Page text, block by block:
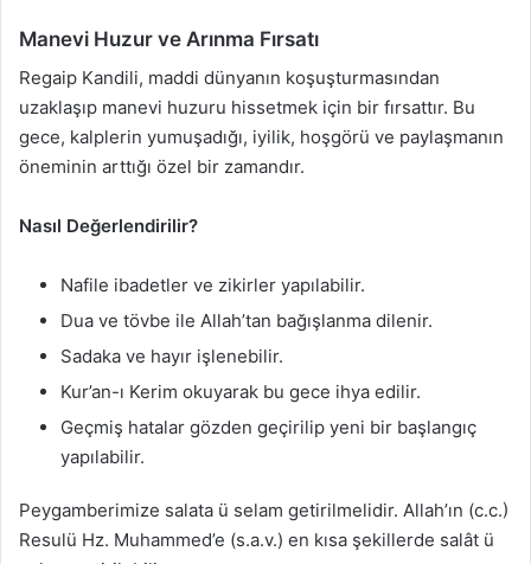
Manevi Huzur ve Arınma Fırsatı
Regaip Kandili, maddi dünyanın koşuşturmasından
uzaklaşıp manevi huzuru hissetmek için bir fırsattır. Bu
gece, kalplerin yumuşadığı, iyilik, hoşgörü ve paylaşmanın
öneminin arttığı özel bir zamandır.
Nasıl Değerlendirilir?
Nafile ibadetler ve zikirler yapılabilir.
Dua ve tövbe ile Allah’tan bağışlanma dilenir.
Sadaka ve hayır işlenebilir.
Kur’an-ı Kerim okuyarak bu gece ihya edilir.
Geçmiş hatalar gözden geçirilip yeni bir başlangıç
yapılabilir.
Peygamberimize salata ü selam getirilmelidir. Allah’ın (c.c.)
Resulü Hz. Muhammed’e (s.a.v.) en kısa şekillerde salât ü